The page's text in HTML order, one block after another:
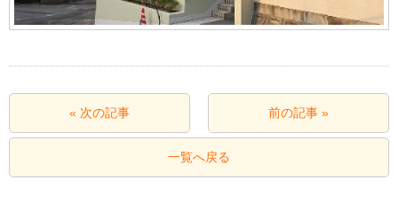
« 次の記事 前の記事 »
一覧へ戻る